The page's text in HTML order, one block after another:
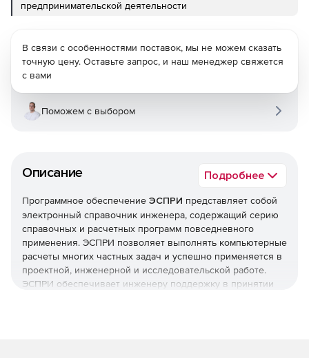
предпринимательской деятельности
Описание Подробнее
Программное обеспечение ЭСПРИ представляет собой
электронный справочник инженера, содержащий серию
справочных и расчетных программ повседневного
применения. ЭСПРИ позволяет выполнять компьютерные
расчеты многих частных задач и успешно применяется в
проектной, инженерной и исследовательской работе.
ЭСПРИ обеспечивает инженеру поддержку в принятии
В связи с особенностями поставок, мы не можем сказать
точную цену. Оставьте запрос, и наш менеджер свяжется
с вами
Поможем с выбором